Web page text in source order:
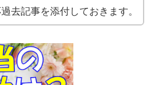
去記事を添付しておきます。